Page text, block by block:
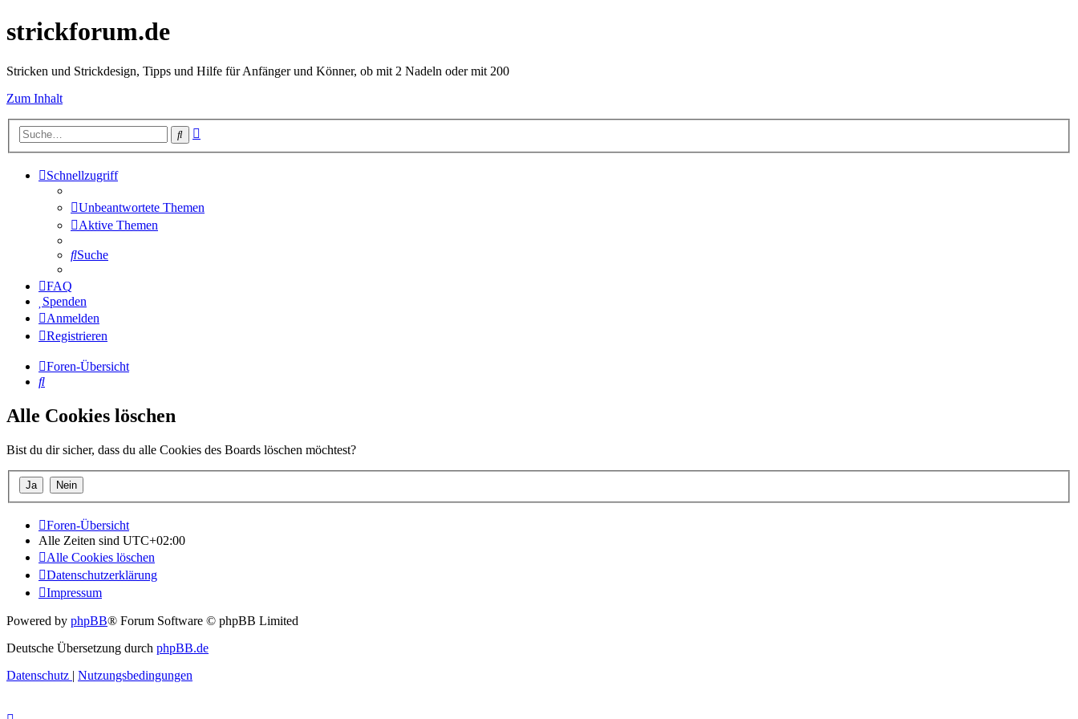
strickforum.de
Stricken und Strickdesign, Tipps und Hilfe für Anfänger und Könner, ob mit 2 Nadeln oder mit 200
Zum Inhalt
Suche
Schnellzugriff
Unbeantwortete Themen
Aktive Themen
Suche
FAQ
Spenden
Anmelden
Registrieren
Foren-Übersicht
Suche
Alle Cookies löschen
Bist du dir sicher, dass du alle Cookies des Boards löschen möchtest?
Foren-Übersicht
Alle Zeiten sind UTC+02:00
Alle Cookies löschen
Datenschutzerklärung
Impressum
Powered by phpBB® Forum Software © phpBB Limited
Deutsche Übersetzung durch phpBB.de
Datenschutz | Nutzungsbedingungen